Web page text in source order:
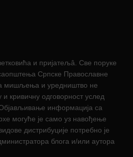
и пријатељâ. Све поруке
Српске Православне
мишљења и уредништво не
и кривичну одговорност услед
информација са
могуће је само уз навођење
дистрибуције потребно је
блога и/или аутора